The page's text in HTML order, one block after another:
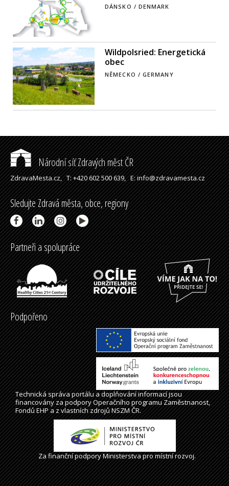
DÁNSKO / DENMARK
Wildpolsried: Energetická
obec
NĚMECKO / GERMANY
Národní síť Zdravých měst ČR
ZdravaMesta.cz,T: +420 602 500 639,E: info@zdravamesta.cz
Sledujte Zdravá města, obce, regiony
Partneři a spolupráce
Podpořeno
Technická správaportálua doplňování informací jsou
financovány za podpory Operačního programu Zaměstnanost,
Fondů EHP a z vlastních zdrojů NSZM ČR.
Za finanční podpory Ministerstva pro místní rozvoj.